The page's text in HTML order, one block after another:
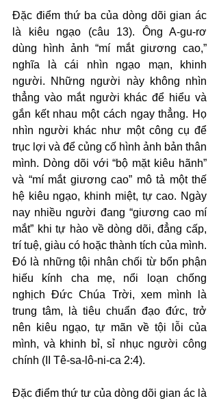
Đặc điểm thứ ba của dòng dõi gian ác
là kiêu ngạo (câu 13). Ông A-gu-rơ
dùng hình ảnh “mí mắt giương cao,”
nghĩa là cái nhìn ngạo mạn, khinh
người. Những người này không nhìn
thẳng vào mắt người khác để hiểu và
gắn kết nhau một cách ngay thẳng. Họ
nhìn người khác như một công cụ để
trục lợi và để củng cố hình ảnh bản thân
mình. Dòng dõi với “bộ mặt kiêu hãnh”
và “mí mắt giương cao” mô tả một thế
hệ kiêu ngạo, khinh miệt, tự cao. Ngày
nay nhiều người đang “giương cao mí
mắt” khi tự hào về dòng dõi, đẳng cấp,
trí tuệ, giàu có hoặc thành tích của mình.
Đó là những tội nhân chối từ bổn phận
hiếu kính cha mẹ, nổi loạn chống
nghịch Đức Chúa Trời, xem mình là
trung tâm, là tiêu chuẩn đạo đức, trở
nên kiêu ngạo, tự mãn về tội lỗi của
mình, và khinh bỉ, sỉ nhục người công
chính (II Tê-sa-lô-ni-ca 2:4).
Đặc điểm thứ tư của dòng dõi gian ác là